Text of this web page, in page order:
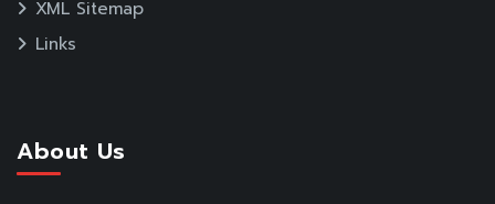
XML Sitemap
Links
About Us